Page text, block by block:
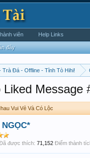
Trà Đá - Offline - Tỉnh Tò Hihi!
Message
Vui Vẻ Và Có Lộc
được thích: 71,152 Điểm thành
đây
viên Help Links